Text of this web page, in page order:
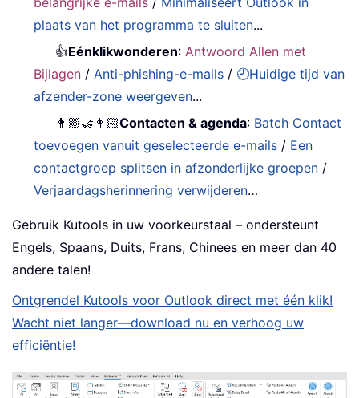
plaats van het programma te sluiten...
👍Eénklikwonderen: Antwoord Allen met
Bijlagen / Anti-phishing-e-mails / 🕘Huidige tijd van
afzender-zone weergeven...
👩🏼‍🤝‍👩🏻Contacten & agenda: Batch Contact
toevoegen vanuit geselecteerde e-mails / Een
contactgroep splitsen in afzonderlijke groepen /
Verjaardagsherinnering verwijderen…
Gebruik Kutools in uw voorkeurstaal – ondersteunt
Engels, Spaans, Duits, Frans, Chinees en meer dan 40
andere talen!
Ontgrendel Kutools voor Outlook direct met één klik!
Wacht niet langer—download nu en verhoog uw
efficiëntie!